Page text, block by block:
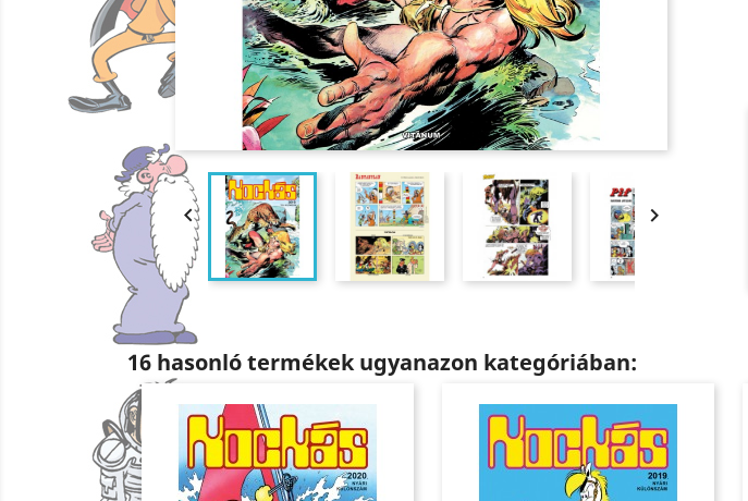
 
16 hasonló termékek ugyanazon kategóriában: